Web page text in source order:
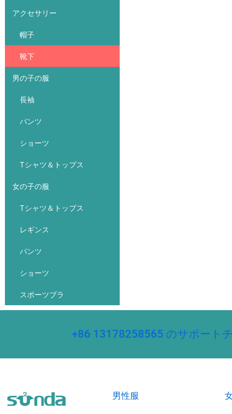
アクセサリー
帽子
靴下
男の子の服
長袖
パンツ
ショーツ
Tシャツ＆トップス
女の子の服
Tシャツ＆トップス
レギンス
パンツ
ショーツ
スポーツブラ
+86 13178258565 のサポート
男性服